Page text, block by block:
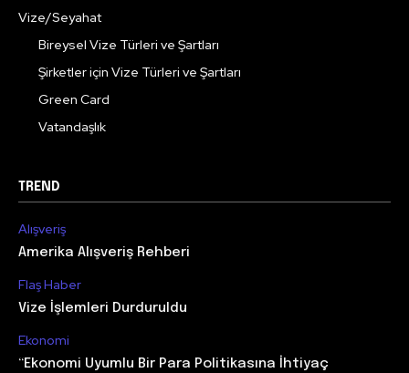
Vize/Seyahat
Bireysel Vize Türleri ve Şartları
Şirketler için Vize Türleri ve Şartları
Green Card
Vatandaşlık
TREND
Alışveriş
Amerika Alışveriş Rehberi
Flaş Haber
Vize İşlemleri Durduruldu
Ekonomi
“Ekonomi Uyumlu Bir Para Politikasına İhtiyaç